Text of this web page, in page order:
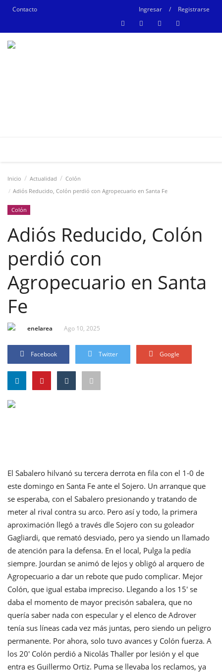
Contacto Ingresar / Registrarse
Inicio Actualidad
Colón
Adiós Reducido, Colón perdió con Agropecuario en Santa Fe
Colón
Adiós Reducido, Colón
perdió con
Agropecuario en Santa
Fe
enelarea Ago 10, 2025
Facebook Twitter Google
El Sabalero hilvanó su tercera derrota en fila con el 1-0 de
este domingo en Santa Fe ante el Sojero. Un arranque que
se esperaba, con el Sabalero presionando y tratando de
meter al rival contra su arco. Pero así y todo, la primera
aproximación llegó a través dle Sojero con su goleador
Gagliardi, que remató desviado, pero ya siendo un llamado
de atención para la defensa. En el local, Pulga la pedía
siempre. Jourdan se animó de lejos y obligó al arquero de
Agropecuario a dar un rebote que pudo complicar. Mejor
Colón, que igual estaba impreciso. Llegando a los 15' se
daba el momento de mayor precisón sabalera, que no
quería saber nada con especular y el elenco de Adrover
tenía sus líneas cada vez más juntas, pero siendo un peligro
permanente. Por ahora, solo tuvo avances y Colón fuerza. A
los 20' Colón perdió a Nicolás Thaller por lesión y el que
entra es Guillermo Ortiz. Puma se llevaba los reclamos, ya